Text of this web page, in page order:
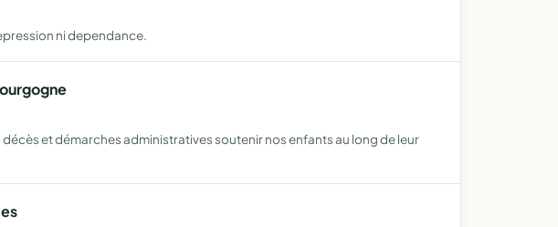
ni dependance.
et démarches administratives soutenir nos enfants au long de leur